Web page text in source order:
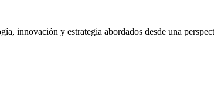
innovación y estrategia abordados desde una